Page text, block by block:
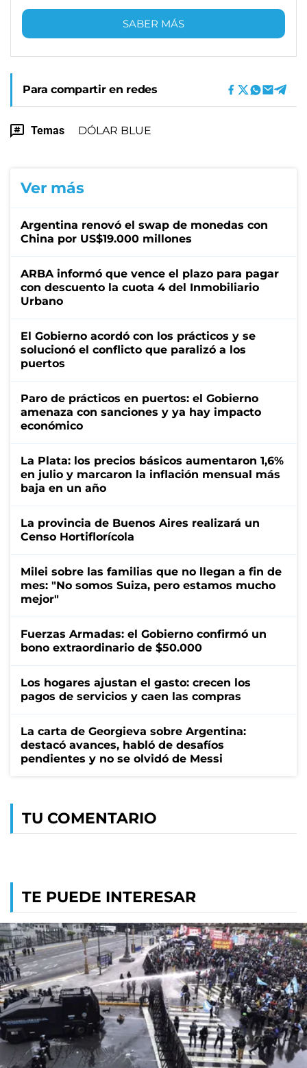
SABER MÁS
Para compartir en redes
Temas DÓLAR BLUE
Ver más
Argentina renovó el swap de monedas con
China por US$19.000 millones
ARBA informó que vence el plazo para pagar
con descuento la cuota 4 del Inmobiliario
Urbano
El Gobierno acordó con los prácticos y se
solucionó el conflicto que paralizó a los
puertos
Paro de prácticos en puertos: el Gobierno
amenaza con sanciones y ya hay impacto
económico
La Plata: los precios básicos aumentaron 1,6%
en julio y marcaron la inflación mensual más
baja en un año
La provincia de Buenos Aires realizará un
Censo Hortiflorícola
Milei sobre las familias que no llegan a fin de
mes: "No somos Suiza, pero estamos mucho
mejor"
Fuerzas Armadas: el Gobierno confirmó un
bono extraordinario de $50.000
Los hogares ajustan el gasto: crecen los
pagos de servicios y caen las compras
La carta de Georgieva sobre Argentina:
destacó avances, habló de desafíos
pendientes y no se olvidó de Messi
TU COMENTARIO
TE PUEDE INTERESAR